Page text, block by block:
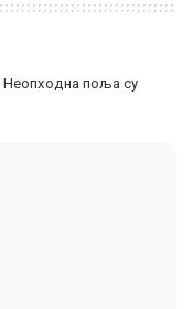
Неопходна поља су